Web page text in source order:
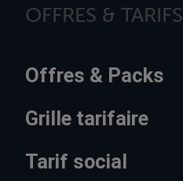
OFFRES & TARIFS
Offres & Packs
Grille tarifaire
Tarif social